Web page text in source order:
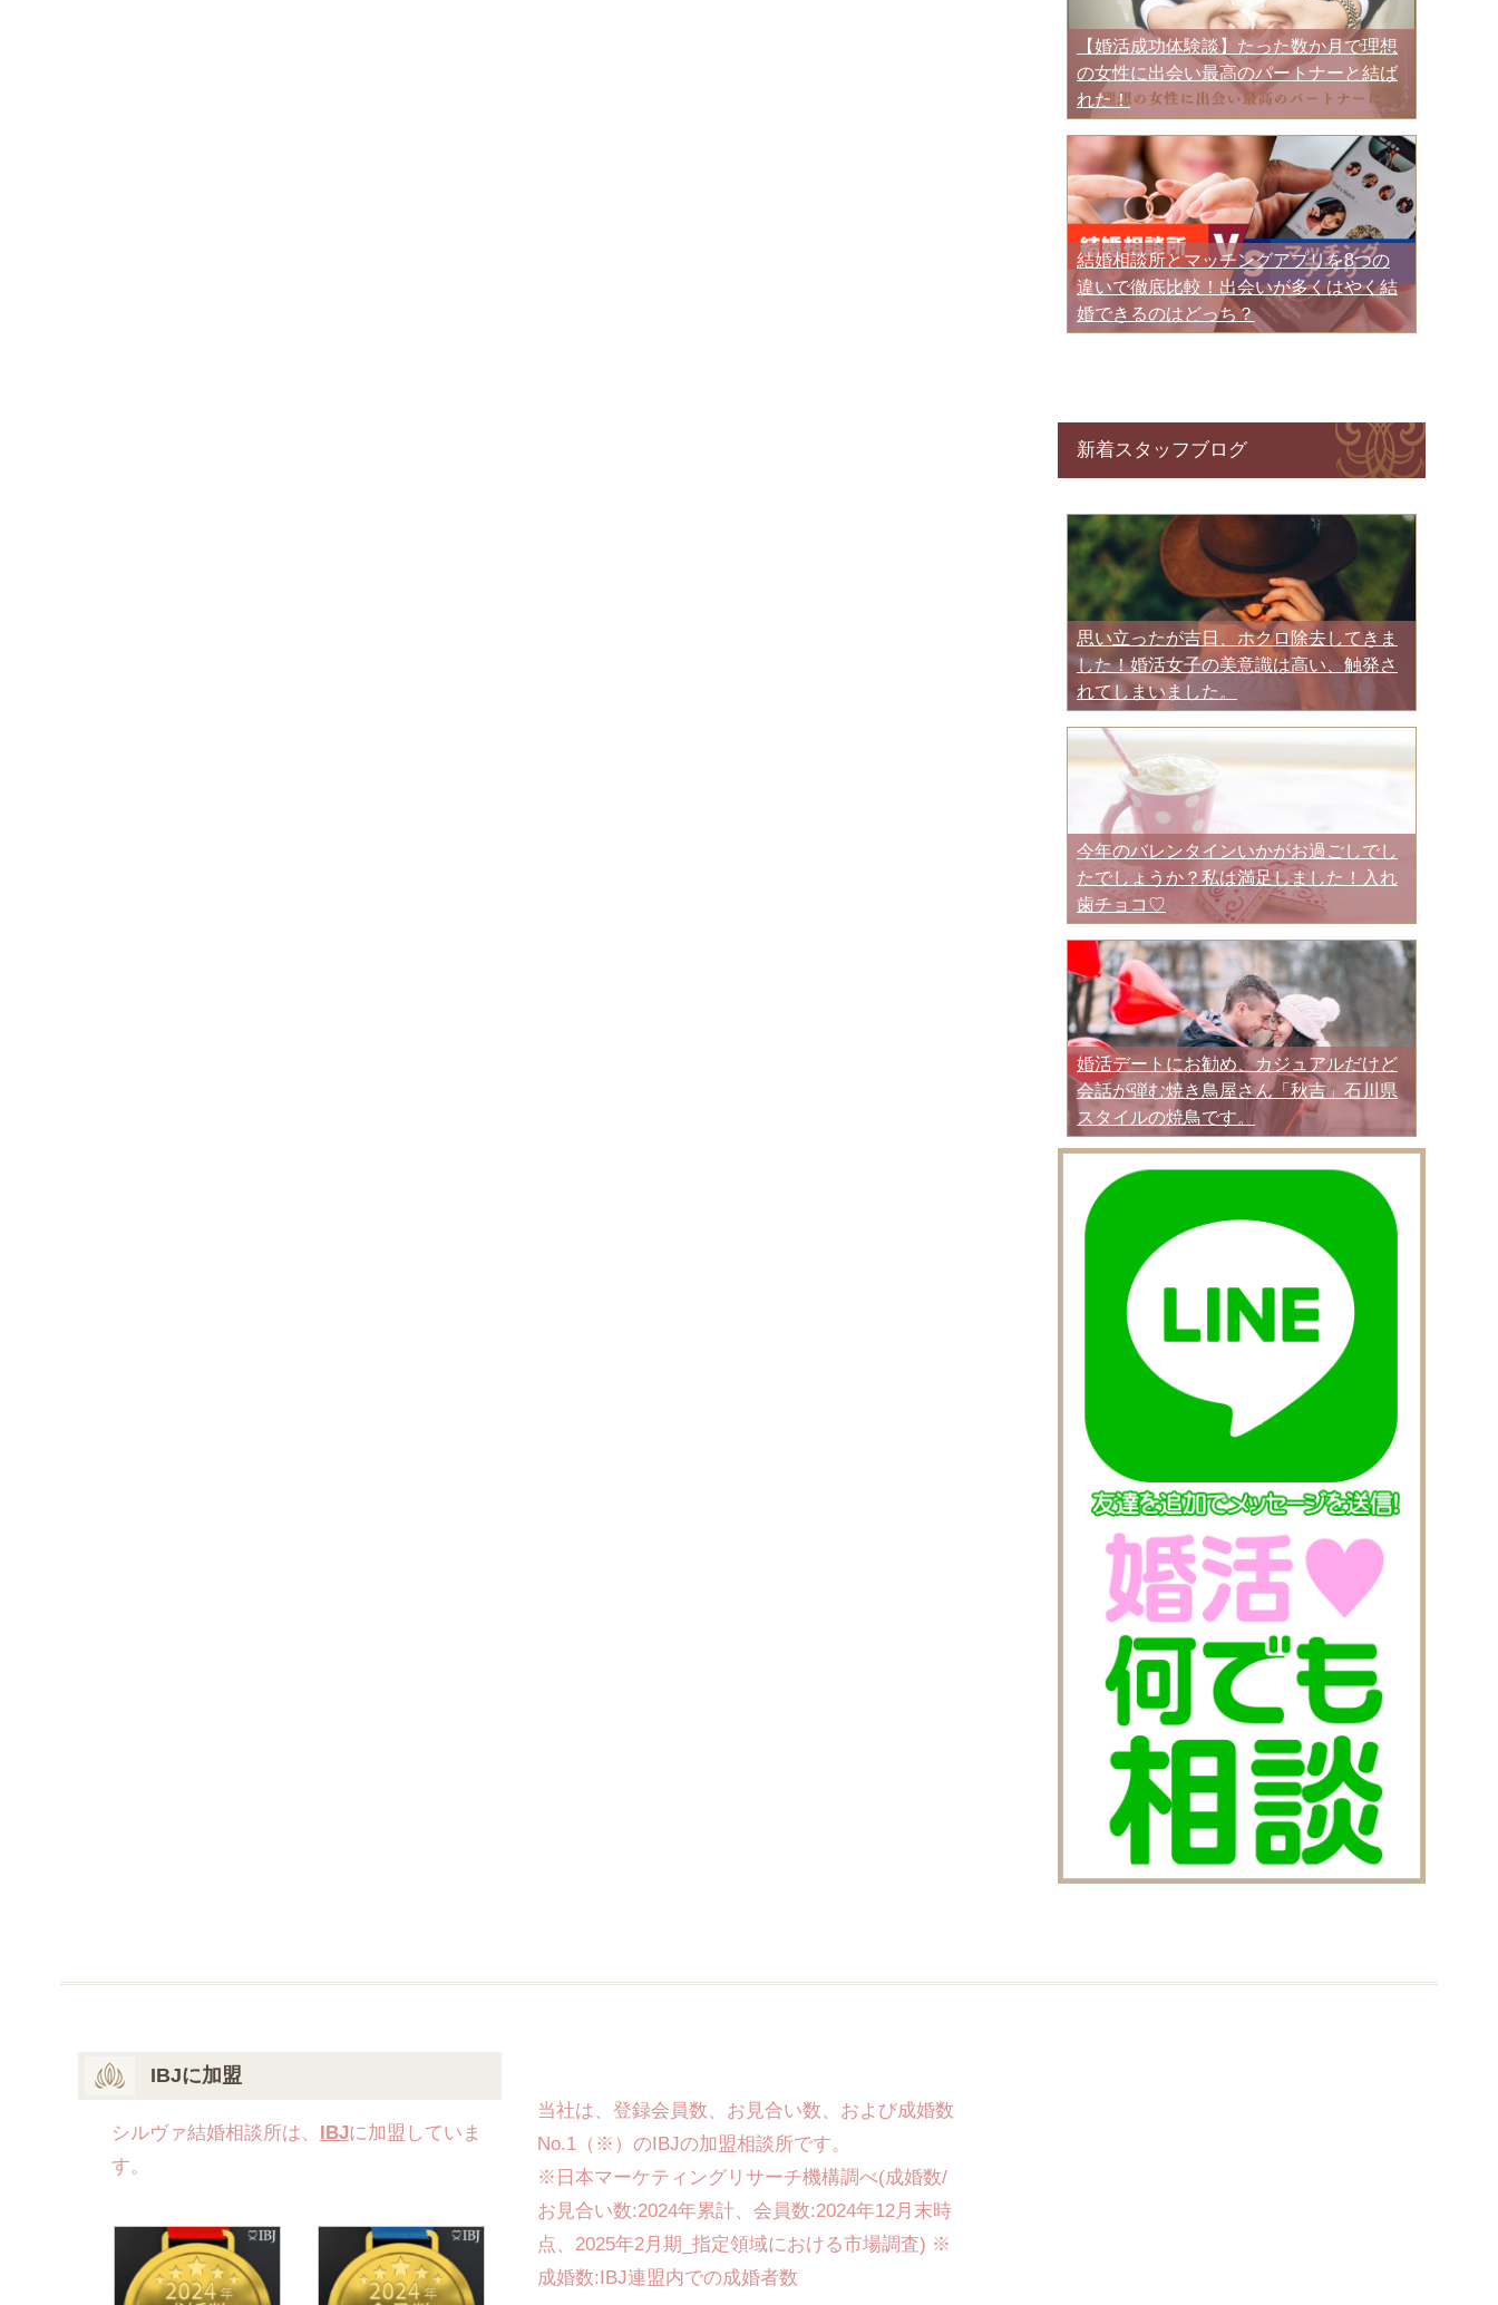
【婚活成功体験談】たった数か月で理想
の女性に出会い最高のパートナーと結ば
れた！
結婚相談所とマッチングアプリを8つの
違いで徹底比較！出会いが多くはやく結
婚できるのはどっち？
新着スタッフブログ
思い立ったが吉日、ホクロ除去してきま
した！婚活女子の美意識は高い、触発さ
れてしまいました。
今年のバレンタインいかがお過ごしでし
たでしょうか？私は満足しました！入れ
歯チョコ♡
婚活デートにお勧め、カジュアルだけど
会話が弾む焼き鳥屋さん「秋吉」石川県
スタイルの焼鳥です。
IBJに加盟
シルヴァ結婚相談所は、 IBJに加盟していま
す。
当社は、登録会員数、お見合い数、および成婚数
No.1（※）のIBJの加盟相談所です。
※日本マーケティングリサーチ機構調べ(成婚数/
お見合い数:2024年累計、会員数:2024年12月末時
点、2025年2月期_指定領域における市場調査) ※
成婚数:IBJ連盟内での成婚者数